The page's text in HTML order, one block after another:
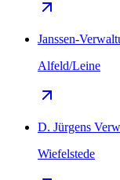
Janssen-
Alfeld/Leine
D. Jürgens
Wiefelstede